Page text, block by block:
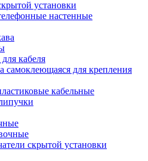
установки
настенные
кабеля
самоклеющаяся для крепления
кабельные
скрытой установки